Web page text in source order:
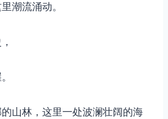
潮流涌动。
山林，这里一处波澜壮阔的海